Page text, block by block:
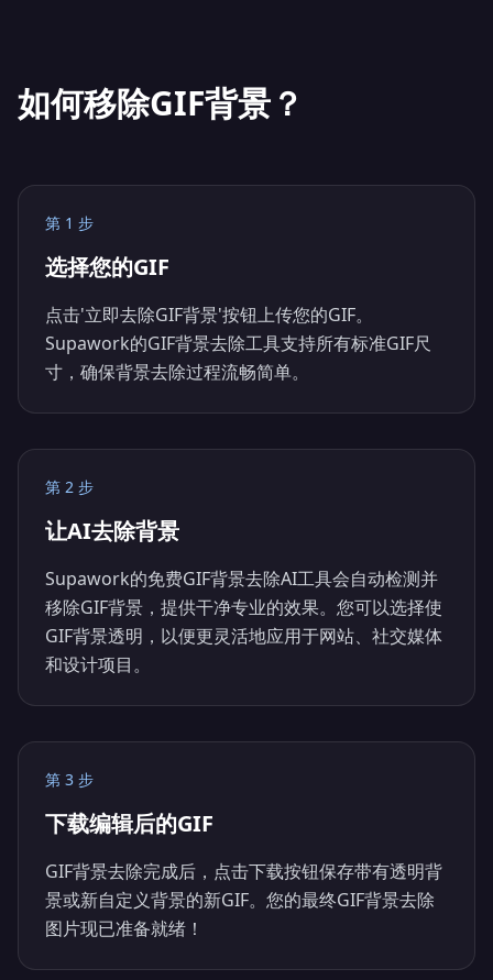
如何移除GIF背景？
第 1 步
选择您的GIF
点击'立即去除GIF背景'按钮上传您的GIF。
Supawork的GIF背景去除工具支持所有标准GIF尺
寸，确保背景去除过程流畅简单。
第 2 步
让AI去除背景
Supawork的免费GIF背景去除AI工具会自动检测并
移除GIF背景，提供干净专业的效果。您可以选择使
GIF背景透明，以便更灵活地应用于网站、社交媒体
和设计项目。
第 3 步
下载编辑后的GIF
GIF背景去除完成后，点击下载按钮保存带有透明背
景或新自定义背景的新GIF。您的最终GIF背景去除
图片现已准备就绪！